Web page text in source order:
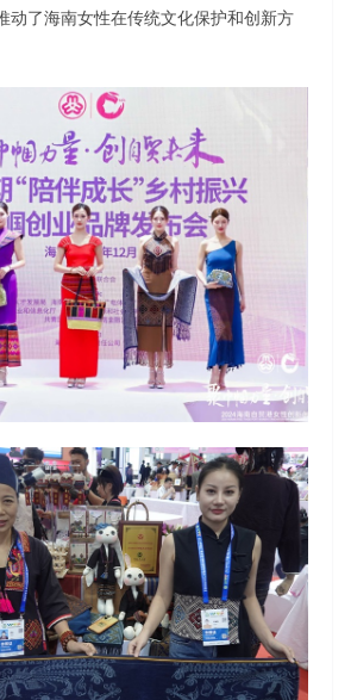
动了海南女性在传统文化保护和创新方